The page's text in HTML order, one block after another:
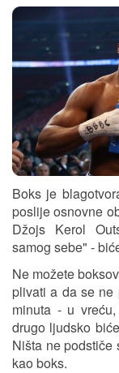
Boks je
poslije osnovne
Džojs Kerol
samog sebe" -
Ne možete
plivati a da se ne
minuta - u
drugo ljudsko
Ništa ne podstiče
kao boks.